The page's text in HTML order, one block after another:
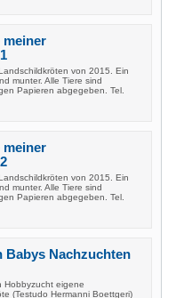
meiner
von 2015. Ein
munter. Alle Tiere sind
Papieren abgegeben. Tel.
meiner
von 2015. Ein
munter. Alle Tiere sind
Papieren abgegeben. Tel.
Babys Nachzuchten
Hobbyzucht eigene
(Testudo Hermanni Boettgeri)